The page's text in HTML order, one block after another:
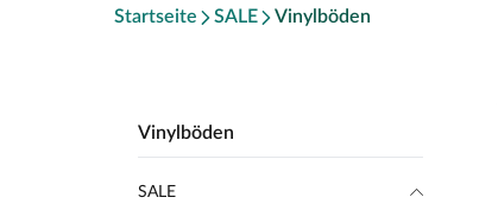
Startseite SALE Vinylböden
Vinylböden
SALE